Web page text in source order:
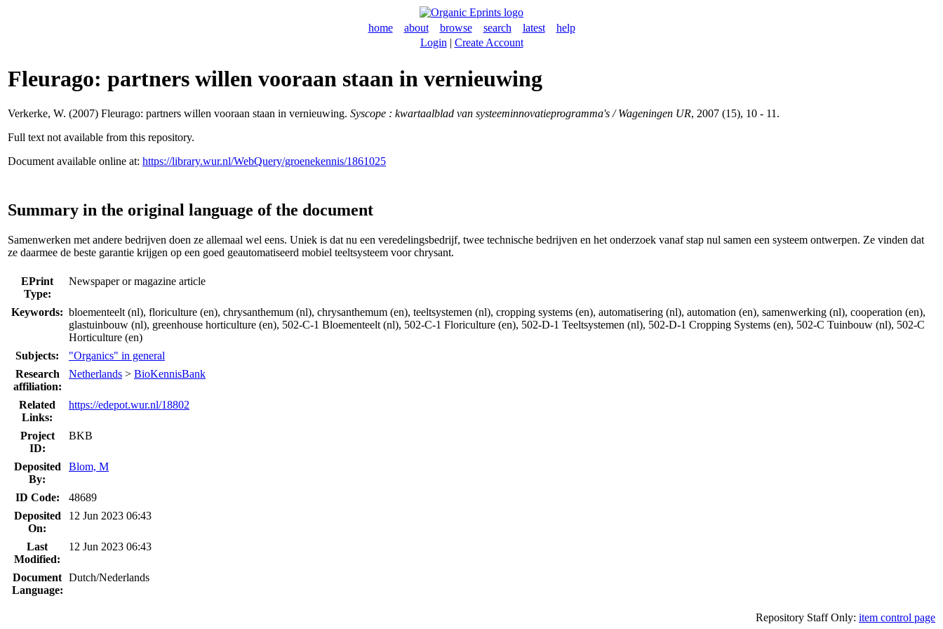
home about browse search latest
help
Login | Create Account
Fleurago: partners willen vooraan staan in vernieuwing
Verkerke, W. (2007) Fleurago: partners willen vooraan staan in vernieuwing. Syscope : kwartaalblad van systeeminnovatieprogramma's / Wageningen UR, 2007 (15), 10 - 11.
Full text not available from this repository.
Document available online at: https://library.wur.nl/WebQuery/groenekennis/1861025
Summary in the original language of the document
Samenwerken met andere bedrijven doen ze allemaal wel eens. Uniek is dat nu een veredelingsbedrijf, twee technische bedrijven en het onderzoek vanaf stap nul samen een systeem ontwerpen. Ze vinden dat
ze daarmee de beste garantie krijgen op een goed geautomatiseerd mobiel teeltsysteem voor chrysant.
EPrint
Type:
Newspaper or magazine article
Keywords: bloementeelt (nl), floriculture (en), chrysanthemum (nl), chrysanthemum (en), teeltsystemen (nl), cropping systems (en), automatisering (nl), automation (en), samenwerking (nl), cooperation (en),
glastuinbouw (nl), greenhouse horticulture (en), 502-C-1 Bloementeelt (nl), 502-C-1 Floriculture (en), 502-D-1 Teeltsystemen (nl), 502-D-1 Cropping Systems (en), 502-C Tuinbouw (nl), 502-C
Horticulture (en)
Subjects:
"Organics" in general
Research
affiliation:
Netherlands > BioKennisBank
Related
Links:
https://edepot.wur.nl/18802
Project
ID:
BKB
Deposited
By:
Blom, M
ID Code:
48689
Deposited
On:
12 Jun 2023 06:43
Last
Modified:
12 Jun 2023 06:43
Document
Language:
Dutch/Nederlands
Repository Staff Only: item control page